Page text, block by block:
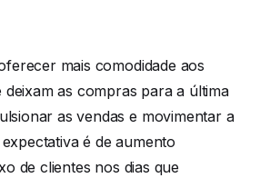
mais comodidade aos
as compras para a última
as vendas e movimentar a
é de aumento
de clientes nos dias que